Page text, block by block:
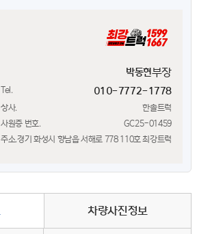
박동현부장
Tel. 010-7772-1778
상사.
한솔트럭
사원증 번호.
GC25-01459
주소.경기 화성시 향남읍 서해로 778 110호 최강트럭
차량사진정보